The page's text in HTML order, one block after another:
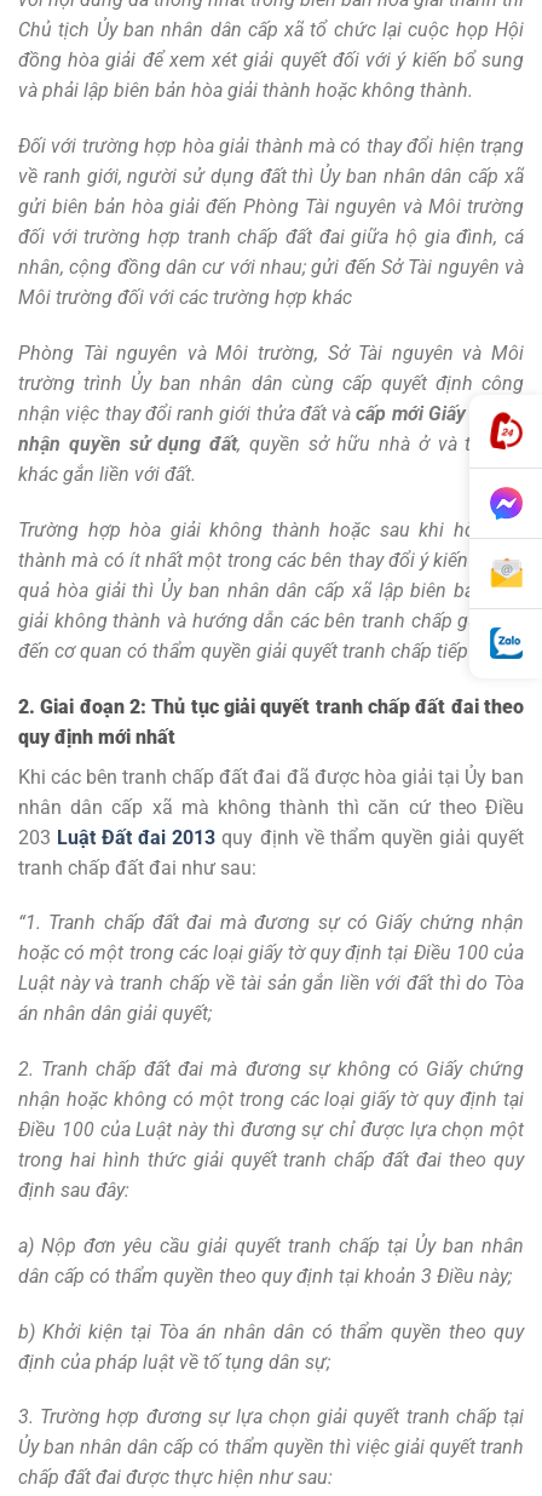
Chủ tịch Ủy ban nhân dân cấp xã tổ chức lại cuộc họp Hội
đồng hòa giải để xem xét giải quyết đối với ý kiến bổ sung
và phải lập biên bản hòa giải thành hoặc không thành.
Đối với trường hợp hòa giải thành mà có thay đổi hiện trạng
về ranh giới, người sử dụng đất thì Ủy ban nhân dân cấp xã
gửi biên bản hòa giải đến Phòng Tài nguyên và Môi trường
đối với trường hợp tranh chấp đất đai giữa hộ gia đình, cá
nhân, cộng đồng dân cư với nhau; gửi đến Sở Tài nguyên và
Môi trường đối với các trường hợp khác
Phòng Tài nguyên và Môi trường, Sở Tài nguyên và Môi
trường trình Ủy ban nhân dân cùng cấp quyết định công
nhận việc thay đổi ranh giới thửa đất vàcấp mới Giấy chứng
nhận quyền sử dụng đất, quyền sở hữu nhà ở và tài sản
khác gắn liền với đất.
Trường hợp hòa giải không thành hoặc sau khi hòa giải
thành mà có ít nhất một trong các bên thay đổi ý kiến về kết
quả hòa giải thì Ủy ban nhân dân cấp xã lập biên bản hòa
giải không thành và hướng dẫn các bên tranh chấp gửi đơn
đến cơ quan có thẩm quyền giải quyết tranh chấp tiếp theo.”
2. Giai đoạn 2: Thủ tục giải quyết tranh chấp đất đai theo
quy định mới nhất
Khi các bên tranh chấp đất đai đã được hòa giải tại Ủy ban
nhân dân cấp xã mà không thành thì căn cứ theo Điều
203 Luật Đất đai 2013quy định về thẩm quyền giải quyết
tranh chấp đất đai như sau:
“1. Tranh chấp đất đai mà đương sự có Giấy chứng nhận
hoặc có một trong các loại giấy tờ quy định tại Điều 100 của
Luật này và tranh chấp về tài sản gắn liền với đất thì do Tòa
án nhân dân giải quyết;
2. Tranh chấp đất đai mà đương sự không có Giấy chứng
nhận hoặc không có một trong các loại giấy tờ quy định tại
Điều 100 của Luật này thì đương sự chỉ được lựa chọn một
trong hai hình thức giải quyết tranh chấp đất đai theo quy
định sau đây:
a) Nộp đơn yêu cầu giải quyết tranh chấp tại Ủy ban nhân
dân cấp có thẩm quyền theo quy định tại khoản 3 Điều này;
b) Khởi kiện tại Tòa án nhân dân có thẩm quyền theo quy
định của pháp luật về tố tụng dân sự;
3. Trường hợp đương sự lựa chọn giải quyết tranh chấp tại
Ủy ban nhân dân cấp có thẩm quyền thì việc giải quyết tranh
chấp đất đai được thực hiện như sau: